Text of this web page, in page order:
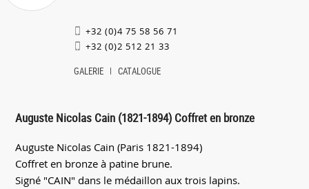
+32 (0)4 75 58 56 71
+32 (0)2 512 21 33
GALERIE CATALOGUE
Auguste Nicolas Cain (1821-1894) Coffret en bronze
Auguste Nicolas Cain (Paris 1821-1894)
Coffret en bronze à patine brune.
Signé "CAIN" dans le médaillon aux trois lapins.